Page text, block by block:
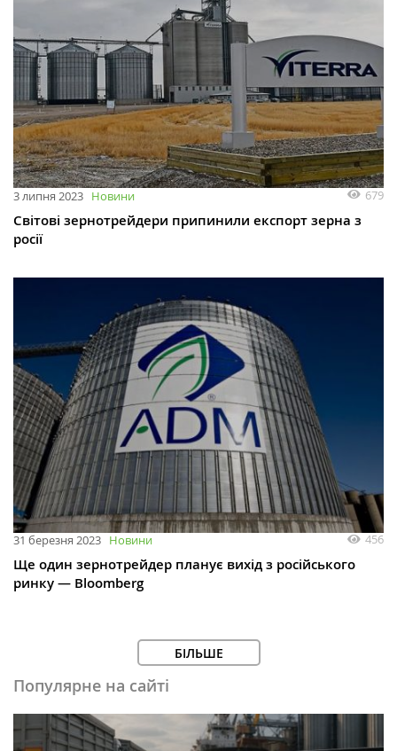
3 липня 2023 Новини 679
Світові зернотрейдери припинили експорт зерна з
росії
31 березня 2023 Новини 456
Ще один зернотрейдер планує вихід з російського
ринку — Bloomberg
БІЛЬШЕ
Популярне на сайті